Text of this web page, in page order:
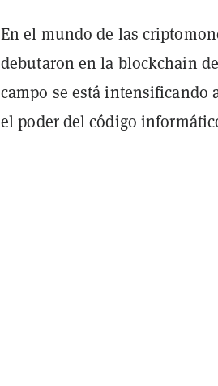
En el mundo de las
debutaron en la blockchain
campo se está intensificando
el poder del código